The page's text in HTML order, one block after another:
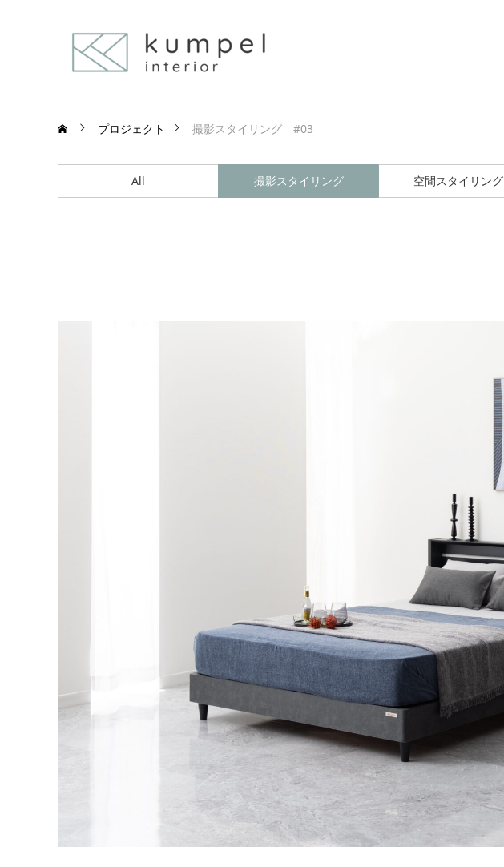
プロジェクト 撮影スタイリング #03
All 撮影スタイリング 空間スタイリング